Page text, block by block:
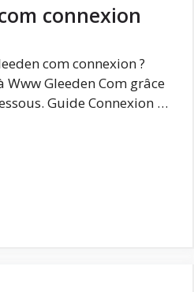
connexion
com connexion ?
Www Gleeden Com grâce
Guide Connexion …